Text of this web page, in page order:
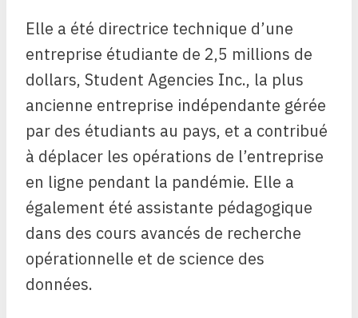
Elle a été directrice technique d’une
entreprise étudiante de 2,5 millions de
dollars, Student Agencies Inc., la plus
ancienne entreprise indépendante gérée
par des étudiants au pays, et a contribué
à déplacer les opérations de l’entreprise
en ligne pendant la pandémie. Elle a
également été assistante pédagogique
dans des cours avancés de recherche
opérationnelle et de science des
données.